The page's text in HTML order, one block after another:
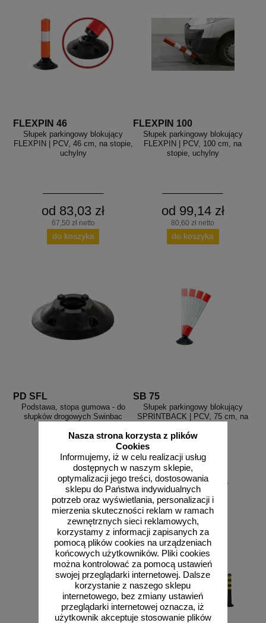
Nasza strona korzysta z plików
Cookies
Informujemy, iż w celu realizacji usług
dostępnych w naszym sklepie,
optymalizacji jego treści, dostosowania
sklepu do Państwa indywidualnych
potrzeb oraz wyświetlania, personalizacji i
mierzenia skuteczności reklam w ramach
zewnętrznych sieci reklamowych,
korzystamy z informacji zapisanych za
pomocą plików cookies na urządzeniach
końcowych użytkowników. Pliki cookies
można kontrolować za pomocą ustawień
swojej przeglądarki internetowej. Dalsze
korzystanie z naszego sklepu
internetowego, bez zmiany ustawień
przeglądarki internetowej oznacza, iż
użytkownik akceptuje stosowanie plików
FLEXPIN 46
Słupek parkingowy blokujący
FLEXPIN | PCV, 46 cm, na stopie,
uchylny
od 83,03 zł
67,50 zł netto
do koszyka
FLEXPIN 100
Słupek parkingowy blokujący
FLEXPIN | PCV, 100 cm, na
stopie, uchylny
od 99,14 zł
80,60 zł netto
do koszyka
PD SFL
Podstawa, stopa gumowa - do
słupków drogowych Swinbac
od 26,20 zł
21,30 zł netto
do koszyka
SB 75
Słupek parkingowy blokujący
SPRINTBACK | PCV, 75 cm, na
od 153,75 zł
125,00 zł netto
do koszyka